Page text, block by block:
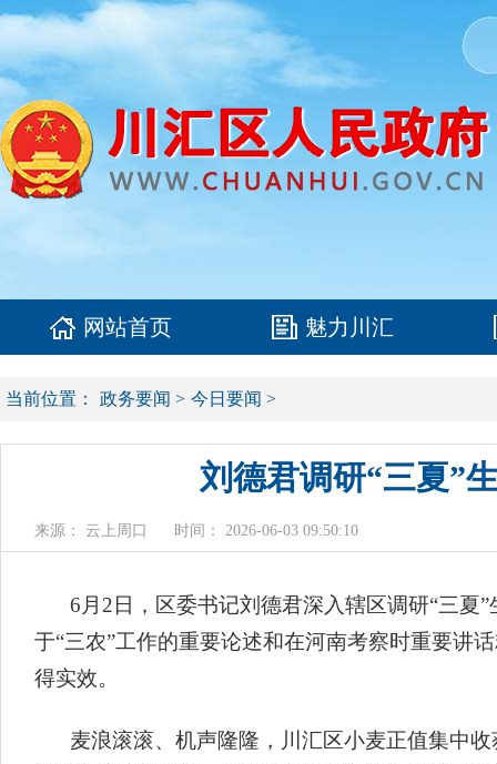
网站首页 魅力川汇
当前位置： 政务要闻 > 今日要闻 >
刘德君调研“三夏”
来源： 云上周口 时间： 2026-06-03 09:50:10
6月2日，区委书记刘德君深入辖区调研“三夏
于“三农”工作的重要论述和在河南考察时重要讲
得实效。
麦浪滚滚、机声隆隆，川汇区小麦正值集中